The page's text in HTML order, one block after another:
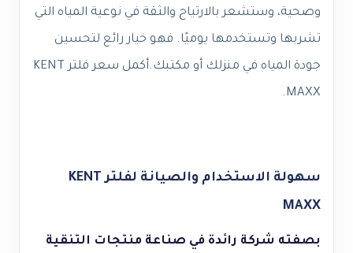
وصحية، وستشعر بالارتياح والثقة في نوعية المياه التي
تشربها وتستخدمها يوميًا. فهو خيار رائع لتحسين
جودة المياه في منزلك أو مكتبك.أكمل
سعر فلتر KENT
MAXX
.
سهولة الاستخدام والصيانة لفلتر KENT
MAXX
بصفته شركة رائدة في صناعة منتجات التنقية